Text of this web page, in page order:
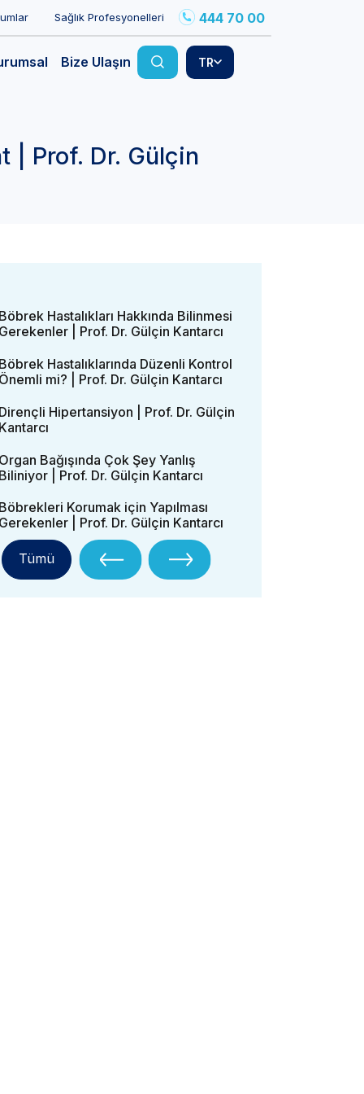
Sağlık Profesyonelleri 444 70 00
Bize Ulaşın TR
| Prof. Dr. Gülçin
Böbrek Hastalıkları Hakkında Bilinmesi
Gerekenler | Prof. Dr. Gülçin Kantarcı
Böbrek Hastalıklarında Düzenli Kontrol
Önemli mi? | Prof. Dr. Gülçin Kantarcı
Dirençli Hipertansiyon | Prof. Dr. Gülçin
Kantarcı
Organ Bağışında Çok Şey Yanlış
Biliniyor | Prof. Dr. Gülçin Kantarcı
Böbrekleri Korumak için Yapılması
Gerekenler | Prof. Dr. Gülçin Kantarcı
Tümü